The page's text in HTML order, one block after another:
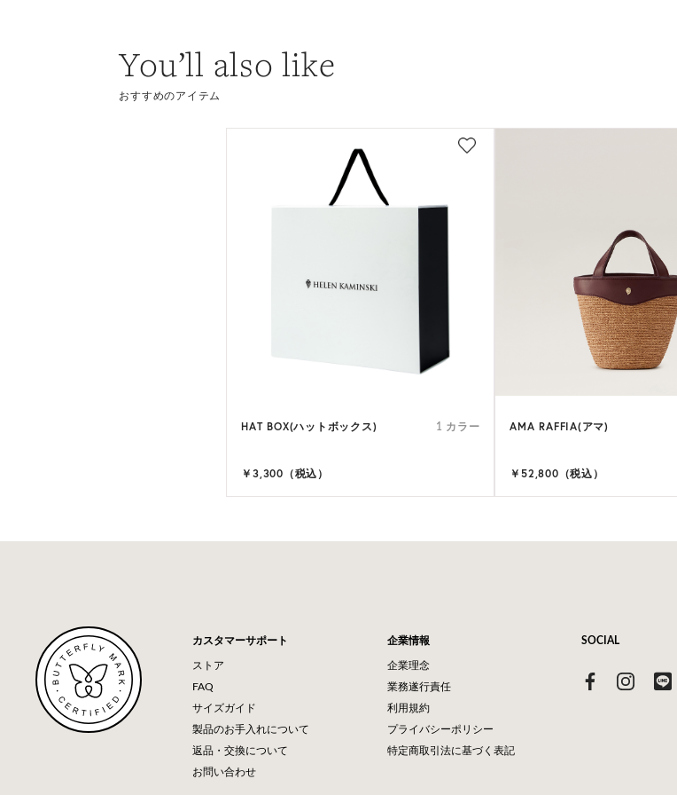
You’ll also like
おすすめのアイテム
HAT BOX(ハットボックス) 1 カラー
￥3,300（税込）
AMA RAFFIA(アマ)
￥52,800（税込）
カスタマーサポート
ストア
FAQ
サイズガイド
製品のお手入れについて
返品・交換について
お問い合わせ
企業情報
企業理念
業務遂行責任
利用規約
プライバシーポリシー
特定商取引法に基づく表記
SOCIAL